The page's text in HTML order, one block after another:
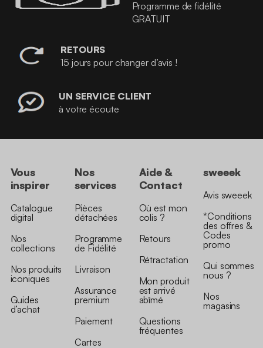
Programme de fidélité
GRATUIT
RETOURS
15 jours pour changer d’avis !
UN SERVICE CLIENT
à votre écoute
Vous
inspirer
Catalogue
digital
Nos
collections
Nos produits
iconiques
Guides
d’achat
Nos
services
Pièces
détachées
Programme
de Fidélité
Livraison
Assurance
premium
Paiement
Cartes
Aide &
Contact
Où est mon
colis ?
Retours
Rétractation
Mon produit
est arrivé
abîmé
Questions
fréquentes
sweeek
Avis sweeek
*Conditions
des offres &
Codes
promo
Qui sommes
nous ?
Nos
magasins